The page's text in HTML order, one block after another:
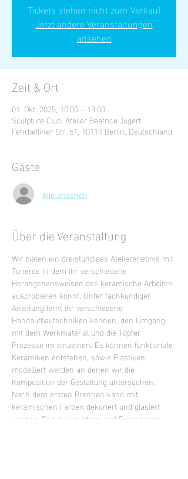
Tickets stehen nicht zum Verkauf
Jetzt andere Veranstaltungen
ansehen
Zeit & Ort
01. Okt. 2025, 10:00 – 13:00
Sculpture Club, Atelier Beatrice Jugert,
Fehrbelliner Str. 51, 10119 Berlin, Deutschland
Gäste
Alle ansehen
Über die Veranstaltung
Wir bieten ein dreistündiges Ateliererlebnis mit
Tonerde in dem ihr verschiedene
Herangehensweisen des keramische Arbeiten
ausprobieren könnt. Unter fachkundiger
Anleitung lernt ihr verschiedene
Handaufbautechniken kennen, den Umgang
mit dem Werkmaterial und die Töpfer
Prozesse im einzelnen. Es können funktionale
Keramiken entstehen, sowie Plastiken
modelliert werden an denen wir die
Komposition der Gestaltung untersuchen.
Nach dem ersten Brennen kann mit
keramischen Farben dekoriert und glasiert
werden. Bringt eure Ideen und Fragen gern